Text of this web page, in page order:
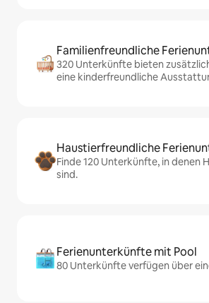
Familienfreundliche
320 Unterkünfte bieten
eine kinderfreundliche
Haustierfreundliche
Finde 120 Unterkünfte, in denen
sind.
Ferienunterkünfte mit Pool
80 Unterkünfte verfügen über